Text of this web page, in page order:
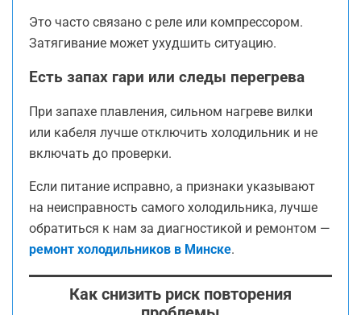
Это часто связано с реле или компрессором.
Затягивание может ухудшить ситуацию.
Есть запах гари или следы перегрева
При запахе плавления, сильном нагреве вилки
или кабеля лучше отключить холодильник и не
включать до проверки.
Если питание исправно, а признаки указывают
на неисправность самого холодильника, лучше
обратиться к нам за диагностикой и ремонтом —
ремонт холодильников в Минске.
Как снизить риск повторения